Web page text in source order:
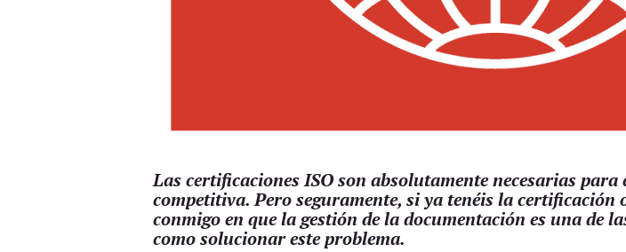
Las certificaciones ISO son absolutamente necesarias
competitiva. Pero seguramente, si ya tenéis la certificación
conmigo en que la gestión de la documentación es una de
como solucionar este problema.